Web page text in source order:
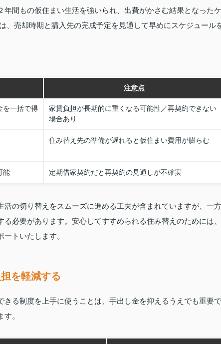
間もの仮住まい生活を強いられ、出費がかさむ結果となったケ
、売却時期と購入先の完成予定を見通して早めにスケジュール
注意点
を一括で得
家賃負担が長期的に重くなる可能性／再契約できない
場合あり
住み替え先の準備が遅れると仮住まい費用が膨らむ
能 定期借家契約だと再契約の見通しが不確実
の切り替えをスムーズに進める工夫が含まれていますが、一方
必要があります。安心してすすめられる住み替えのためには、
トいたします。
を軽減する
る制度を上手に使うことは、手出し金を抑えるうえでも重要で
。